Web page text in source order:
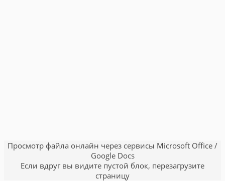
Просмотр файла онлайн через сервисы Microsoft Office /
Google Docs
Если вдруг вы видите пустой блок, перезагрузите
страницу